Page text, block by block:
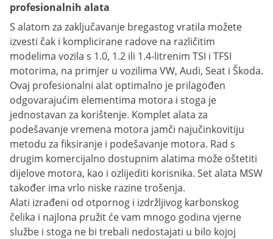
profesionalnih alata
S alatom za zaključavanje bregastog vratila možete
izvesti čak i komplicirane radove na različitim
modelima vozila s 1.0, 1.2 ili 1.4-litrenim TSI i TFSI
motorima, na primjer u vozilima VW, Audi, Seat i Škoda.
Ovaj profesionalni alat optimalno je prilagođen
odgovarajućim elementima motora i stoga je
jednostavan za korištenje. Komplet alata za
podešavanje vremena motora jamči najučinkovitiju
metodu za fiksiranje i podešavanje motora. Rad s
drugim komercijalno dostupnim alatima može oštetiti
dijelove motora, kao i ozlijediti korisnika. Set alata MSW
također ima vrlo niske razine trošenja.
Alati izrađeni od otpornog i izdržljivog karbonskog
čelika i najlona pružit će vam mnogo godina vjerne
službe i stoga ne bi trebali nedostajati u bilo kojoj